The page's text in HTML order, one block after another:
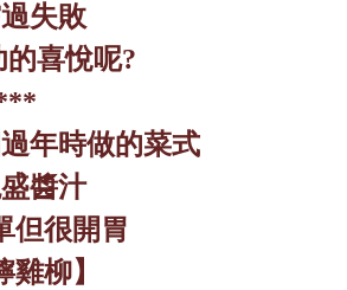
失敗
的喜悅呢?
年時做的菜式
醬汁
但很開胃
雞柳】